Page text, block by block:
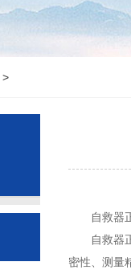
>
自救器
自救器
密性、测量